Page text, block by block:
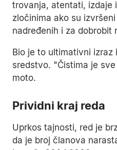
trovanja, atentati, izdaje
zločinima ako su
nadređenih i za dobrobit
Bio je to ultimativni
sredstvo. "Čistima je
moto.
Prividni kraj reda
Uprkos tajnosti, red je
da je broj članova